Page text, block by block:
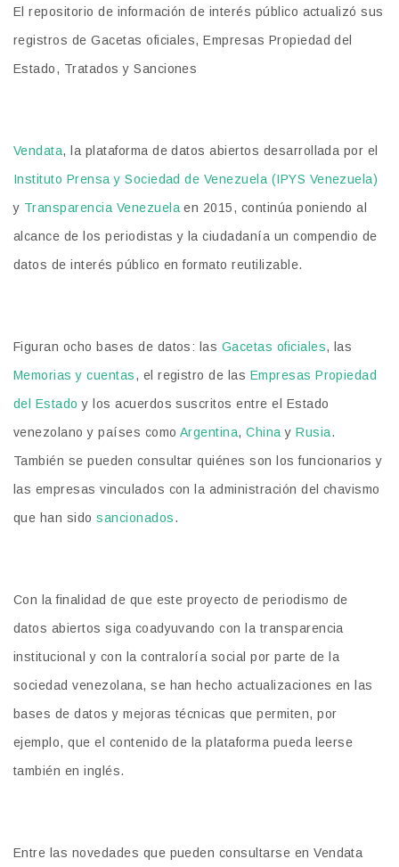
El repositorio de información de interés público actualizó sus
registros de Gacetas oficiales, Empresas Propiedad del
Estado, Tratados y Sanciones
Vendata, la plataforma de datos abiertos desarrollada por el
Instituto Prensa y Sociedad de Venezuela (IPYS Venezuela)
y Transparencia Venezuela en 2015, continúa poniendo al
alcance de los periodistas y la ciudadanía un compendio de
datos de interés público en formato reutilizable.
Figuran ocho bases de datos: las Gacetas oficiales, las
Memorias y cuentas, el registro de las Empresas Propiedad
del Estado y los acuerdos suscritos entre el Estado
venezolano y países como Argentina,China y Rusia.
También se pueden consultar quiénes son los funcionarios y
las empresas vinculados con la administración del chavismo
que han sidosancionados.
Con la finalidad de que este proyecto de periodismo de
datos abiertos siga coadyuvando con la transparencia
institucional y con la contraloría social por parte de la
sociedad venezolana, se han hecho actualizaciones en las
bases de datos y mejoras técnicas que permiten, por
ejemplo, que el contenido de la plataforma pueda leerse
también en inglés.
Entre las novedades que pueden consultarse en Vendata